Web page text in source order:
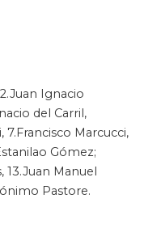
Ignacio
del Carril,
7.Francisco Marcucci,
Gómez;
13.Juan Manuel
Pastore.